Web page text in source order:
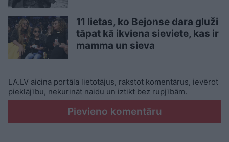
11 lietas, ko Bejonse dara gluži
tāpat kā ikviena sieviete, kas ir
mamma un sieva
LA.LV aicina portāla lietotājus, rakstot komentārus, ievērot
pieklājību, nekurināt naidu un iztikt bez rupjībām.
Pievieno komentāru